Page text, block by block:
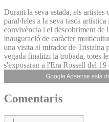
Durant la seva estada, els
paral·leles a la seva tasca
convivència i el descobriment de
inauguració de caràcter
una visita al mirador de Tristaina
vegada finalitzi la trobada, totes
s'exposaran a l'Era Rossell del
Google Adsense està
Comentaris